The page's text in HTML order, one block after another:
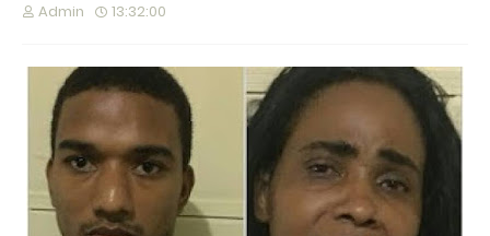
Admin 13:32:00